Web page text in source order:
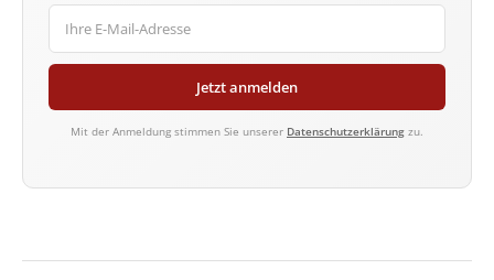
Jetzt anmelden
Mit der Anmeldung stimmen Sie unserer Datenschutzerklärung zu.